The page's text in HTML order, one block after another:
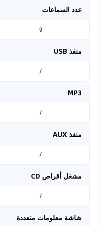
عدد السماعات
9
منفذ USB
/
MP3
/
منفذ AUX
/
مشغل أقراص CD
/
شاشة معلومات متعددة